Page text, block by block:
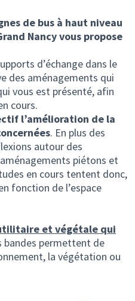
de bus à haut niveau
Nancy vous propose
d’échange dans le
des aménagements qui
vous est présenté, afin
cours.
l’amélioration de la
. En plus des
autour des
piétons et
en cours tentent donc,
fonction de l’espace
et végétale qui
bandes permettent de
la végétation ou